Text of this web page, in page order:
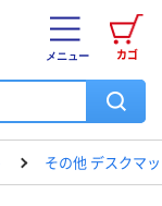
カゴ
メニュー
その他 デスクマ